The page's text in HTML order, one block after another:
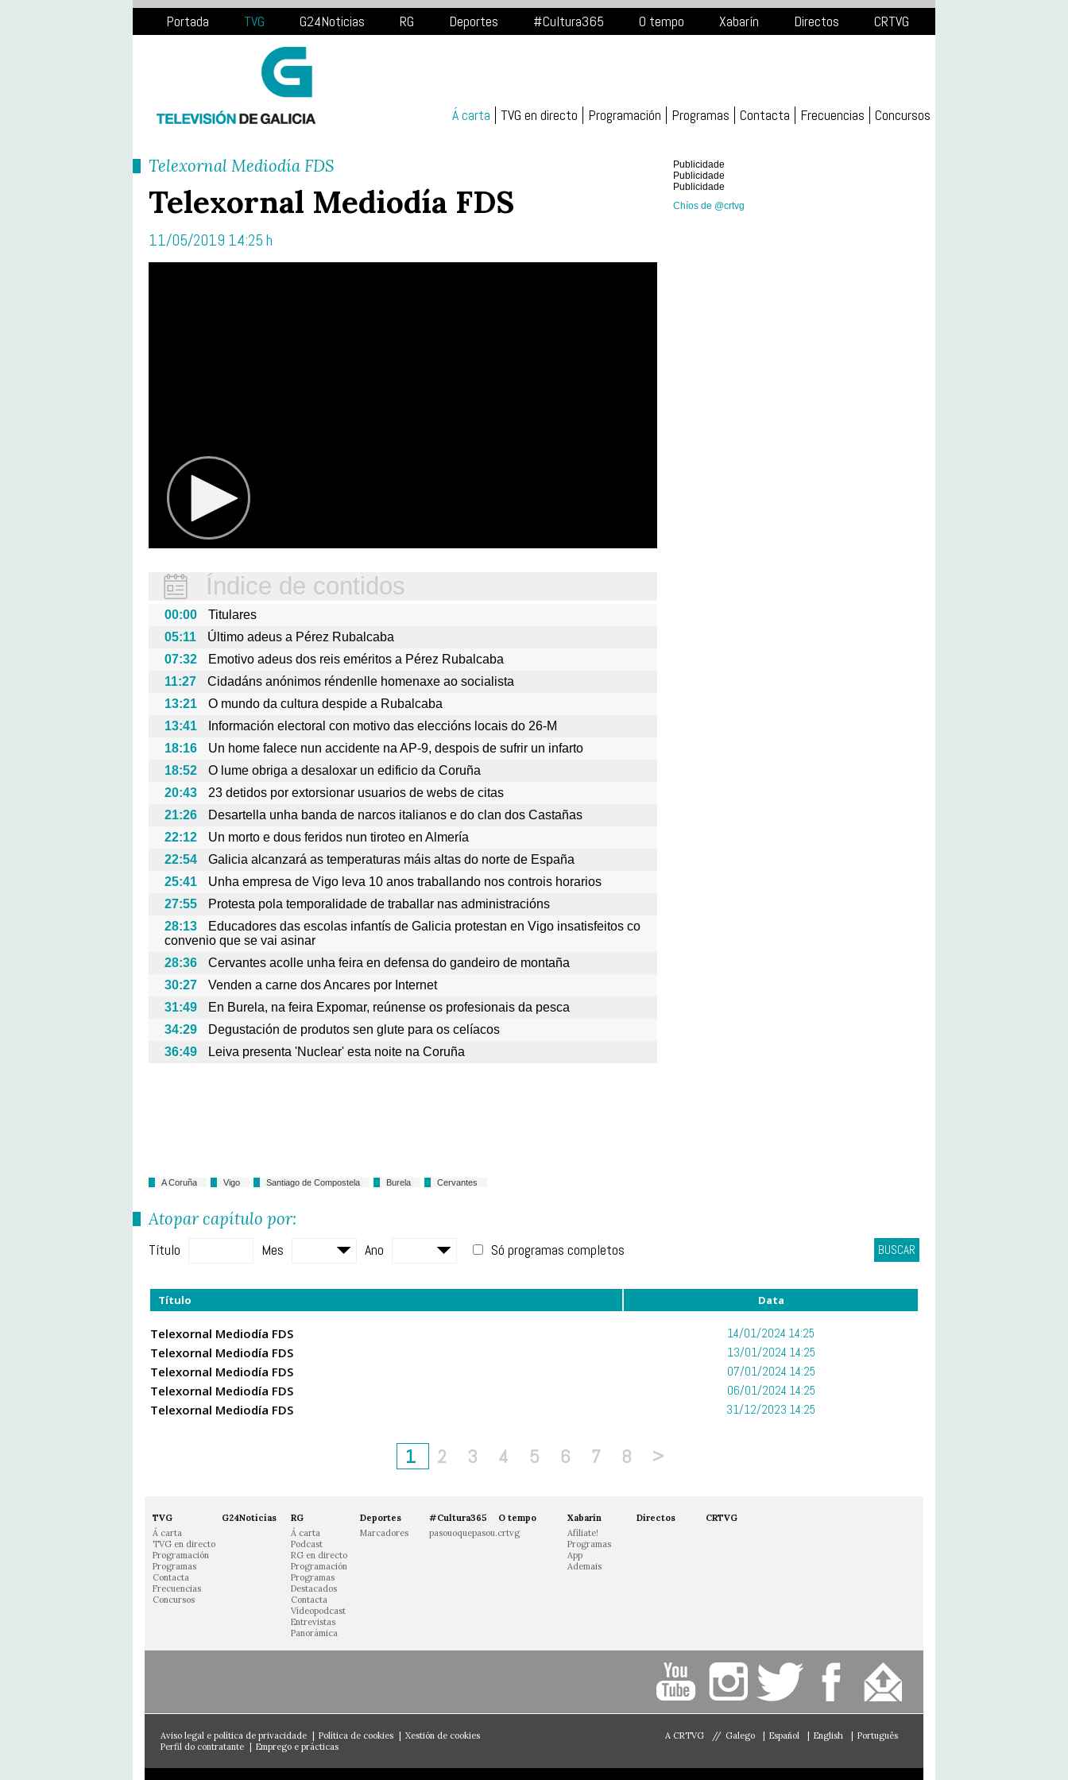
Portada TVG G24Noticias RG Deportes #Cultura365 O tempo Xabarín Directos CRTVG
Á carta TVG en directo Programación Programas Contacta Frecuencias Concursos
Telexornal Mediodía FDS
Telexornal Mediodía FDS
11/05/2019 14:25 h
Índice de contidos
00:00
Titulares
05:11
Último adeus a Pérez Rubalcaba
07:32
Emotivo adeus dos reis eméritos a Pérez Rubalcaba
11:27
Cidadáns anónimos réndenlle homenaxe ao socialista
13:21
O mundo da cultura despide a Rubalcaba
13:41
Información electoral con motivo das eleccións locais do 26-M
18:16
Un home falece nun accidente na AP-9, despois de sufrir un infarto
18:52
O lume obriga a desaloxar un edificio da Coruña
20:43
23 detidos por extorsionar usuarios de webs de citas
21:26
Desartella unha banda de narcos italianos e do clan dos Castañas
22:12
Un morto e dous feridos nun tiroteo en Almería
22:54
Galicia alcanzará as temperaturas máis altas do norte de España
25:41
Unha empresa de Vigo leva 10 anos traballando nos controis horarios
27:55
Protesta pola temporalidade de traballar nas administracións
28:13
Educadores das escolas infantís de Galicia protestan en Vigo insatisfeitos co
convenio que se vai asinar
28:36
Cervantes acolle unha feira en defensa do gandeiro de montaña
30:27
Venden a carne dos Ancares por Internet
31:49
En Burela, na feira Expomar, reúnense os profesionais da pesca
34:29
Degustación de produtos sen glute para os celíacos
36:49
Leiva presenta 'Nuclear' esta noite na Coruña
A Coruña Vigo Santiago de Compostela Burela Cervantes
Publicidade
Publicidade
Publicidade
Chíos de @crtvg
Atopar capítulo por:
Título Mes Ano Só programas completos BUSCAR
Título Data
Telexornal Mediodía FDS 14/01/2024 14:25
Telexornal Mediodía FDS 13/01/2024 14:25
Telexornal Mediodía FDS 07/01/2024 14:25
Telexornal Mediodía FDS 06/01/2024 14:25
Telexornal Mediodía FDS 31/12/2023 14:25
1 2 3 4 5 6 7 8 >
TVG
Á carta
TVG en directo
Programación
Programas
Contacta
Frecuencias
Concursos
G24Noticias
RG
Á carta
Podcast
RG en directo
Programación
Programas
Destacados
Contacta
Vídeopodcast
Entrevistas
Panorámica
Deportes
Marcadores
#Cultura365
pasouoquepasou.crtvg
O tempo
Xabarín
Afíliate!
Programas
App
Ademais
Directos CRTVG
Aviso legal e política de privacidade Política de cookies
Xestión de cookies
Perfil do contratante
Emprego e prácticas
A CRTVG // Galego Español English Português